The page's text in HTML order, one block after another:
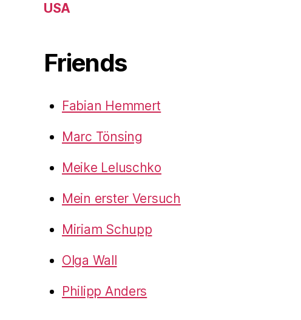
USA
Friends
Fabian Hemmert
Marc Tönsing
Meike Leluschko
Mein erster Versuch
Miriam Schupp
Olga Wall
Philipp Anders